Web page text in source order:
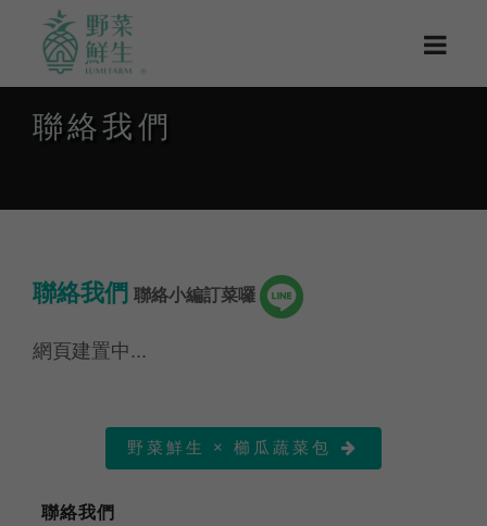
聯絡我們
聯絡我們 聯絡小編訂菜囉
網頁建置中...
野菜鮮生 × 櫛瓜蔬菜包 
聯絡我們